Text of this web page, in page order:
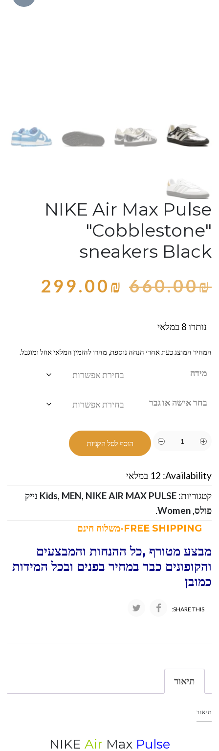
NIKE Air Max Pulse
"Cobblestone"
sneakers Black
660.00₪
299.00₪
נותרו 8 במלאי
המחיר המוצג כעת אחרי הנחה נוספת, מהרו להזמין המלאי אוזל ומוגבל.
מידה
בחר אישה או גבר
הוסף לסל הקניות
Availability: 12 במלאי
קטגוריות:
Kids, MEN,
NIKE AIR MAX PULSE נייק
פולס,
Women
.
מבצע מטורף ,כל ההנחות והמבצעים
והקופונים כבר במחיר בפנים ובכל המידות
כמובן
SHARE THIS:
תיאור
תיאור
NIKE Air Max Pulse